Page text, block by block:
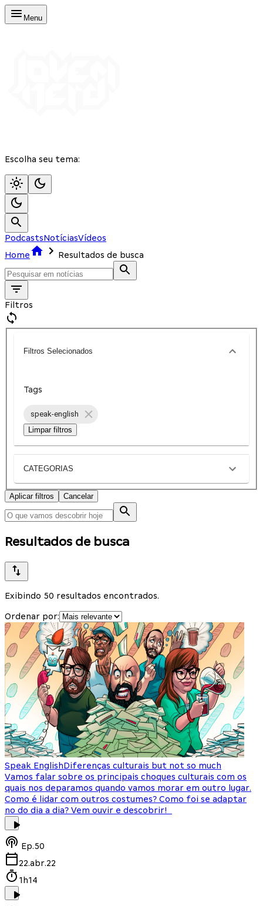
Menu
Escolha seu tema:
PodcastsNotíciasVídeos
Home
Resultados de busca
Filtros
Filtros Selecionados
Tags
speak-english
Limpar filtros
CATEGORIAS
Aplicar filtros Cancelar
Resultados de busca
Exibindo 50 resultados encontrados.
Ordenar por:
Speak EnglishDiferenças culturais but not so much
Vamos falar sobre os principais choques culturais com os
quais nos deparamos quando vamos morar em outro lugar.
Como é lidar com outros costumes? Como foi se adaptar
no do dia a dia? Vem ouvir e descobrir!
Ep.50
22.abr.22
1h14